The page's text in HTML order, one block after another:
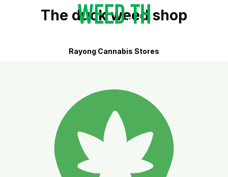
The duck weed shop
Rayong Cannabis Stores